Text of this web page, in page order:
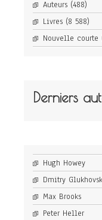
Auteurs (488)
Livres (8 588)
Nouvelle courte
Derniers
Hugh Howey
Dmitry
Max Brooks
Peter Heller